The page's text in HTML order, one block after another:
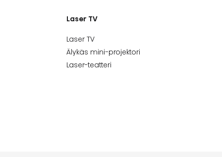
Laser TV
Laser TV
Älykäs mini-projektori
Laser-teatteri